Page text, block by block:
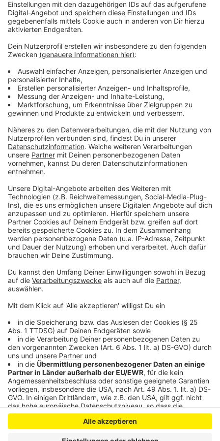
Anzeige
Anzeige
Vorstellen brauchen wir ihn euch nicht. Seit 2003
treibt Jürgen Bangert nun als "Elvis Eifel" seine Späße
am Telefon mit seinen Hörerinnen und Hörern im Radio.
Aber selbst seine 'Opfer' müssen am Ende mit lachen -
wenn auch nicht immer. Und weil ihr nicht genug von
ihm bekommen könnt, ist Elvis nun unter die Podcaster
Verfügung. Hier bekommt Ihr außerdem den
"Directors-Cut" - die Original-Telefonate in längerer
Version. Elvis wird sich mit Kollegen und ehemaligen
"Opfern" über die Telefonate aus den letzten zwei
dabei ergangen ist und wobei er selbst mal ins
Schleudern gekommen ist. Viel Spaß beim Zuhören und
bitte nicht erschrecken, wenn dabei das Telefon
klingelt. Es muss ja nicht unbedingt Elvis Eifel dran
sein.
Anzeige
Anzeige
Anzeige